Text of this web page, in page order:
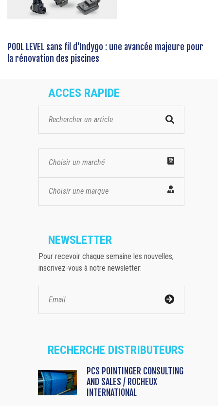
POOL LEVEL sans fil d'Indygo : une avancée majeure pour
la rénovation des piscines
ACCES RAPIDE
Choisir un marché
Choisir une marque
NEWSLETTER
Pour recevoir chaque semaine les nouvelles,
inscrivez-vous à notre newsletter:
RECHERCHE DISTRIBUTEURS
PCS POINTINGER CONSULTING
AND SALES / ROCHEUX
INTERNATIONAL